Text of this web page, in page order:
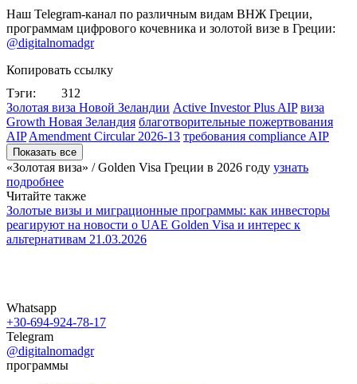
Наш Telegram-канал по различным видам ВНЖ Греции,
программам цифрового кочевника и золотой визе в Греции:
@digitalnomadgr
Копировать ссылку
Тэги:
312
Золотая виза Новой Зеландии Active Investor Plus AIP виза
Growth Новая Зеландия благотворительные пожертвования
AIP Amendment Circular 2026-13 требования compliance AIP
Показать все
«Золотая виза» / Golden Visa Греции в 2026 году узнать
подробнее
Читайте также
Золотые визы и миграционные программы: как инвесторы
реагируют на новости о UAE Golden Visa и интерес к
альтернативам 21.03.2026
Whatsapp
+30-694-924-78-17
Telegram
@digitalnomadgr
программы